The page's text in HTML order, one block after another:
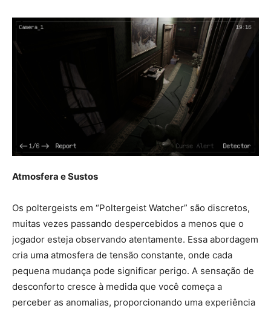
Atmosfera e Sustos
Os poltergeists em “Poltergeist Watcher” são discretos,
muitas vezes passando despercebidos a menos que o
jogador esteja observando atentamente. Essa abordagem
cria uma atmosfera de tensão constante, onde cada
pequena mudança pode significar perigo. A sensação de
desconforto cresce à medida que você começa a
perceber as anomalias, proporcionando uma experiência